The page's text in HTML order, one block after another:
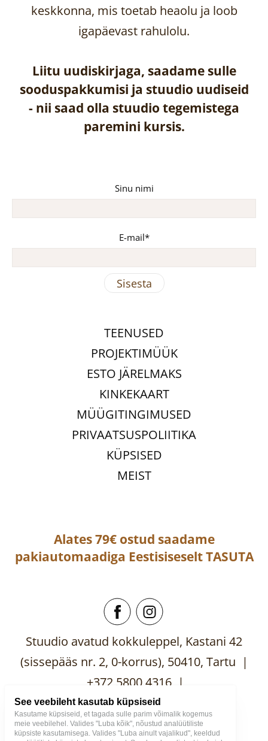
keskkonna, mis toetab heaolu ja loob
igapäevast rahulolu.
Liitu uudiskirjaga, saadame sulle
sooduspakkumisi ja stuudio uudiseid
- nii saad olla stuudio tegemistega
paremini kursis.
Sinu nimi
E-mail
TEENUSED
PROJEKTIMÜÜK
ESTO JÄRELMAKS
KINKEKAART
MÜÜGITINGIMUSED
PRIVAATSUSPOLIITIKA
KÜPSISED
MEIST
Alates 79€ ostud saadame
pakiautomaadiga EestisiseseltTASUTA
Stuudio avatud kokkuleppel, Kastani 42
(sissepääs nr. 2, 0-korrus), 50410, Tartu |
+372 5800 4316 |
mooblistuudio@gmail.com
See veebileht kasutab küpsiseid
Kasutame küpsiseid, et tagada sulle parim võimalik kogemus
meie veebilehel. Valides "Luba kõik", nõustud analüütiliste
küpsiste kasutamisega. Valides "Luba ainult vajalikud", keeldud